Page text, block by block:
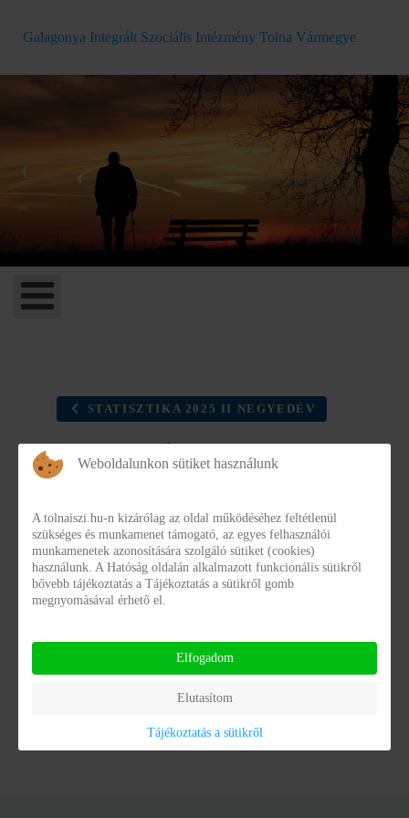
Galagonya Integrált Szociális Intézmény Tolna Vármegye
(
STATISZTIKA 2025 II NEGYEDÉV
1045_2025_aprilis
Fájlméret:
183.21 kB
Dátum: 2025. október 20
Weboldalunkon sütiket használunk
A tolnaiszi.hu-n kizárólag az oldal működéséhez feltétlenül
szükséges és munkamenet támogató, az egyes felhasználói
munkamenetek azonosítására szolgáló sütiket (cookies)
használunk. A Hatóság oldalán alkalmazott funkcionális sütikről
bővebb tájékoztatás a Tájékoztatás a sütikről gomb
megnyomásával érhető el.
Elfogadom
Elutasítom
Tájékoztatás a sütikről